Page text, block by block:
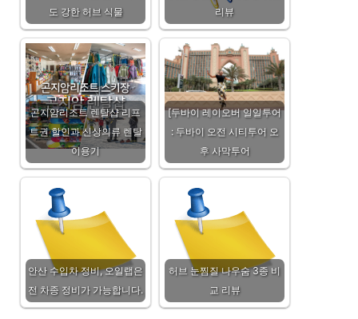
도 강한 허브 식물
리뷰
곤지암리조트 렌탈샵 리프
트권 할인과 신상의류 렌탈
이용기
[두바이 레이오버 일일투어
: 두바이 오전 시티투어 오
후 사막투어
안산 수입차 정비, 오일랩은
전 차종 정비가 가능합니다.
허브 눈찜질 나우숨 3종 비
교 리뷰